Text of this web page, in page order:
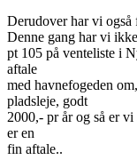
Derudover har vi
Denne gang har vi
pt 105 på venteliste i
aftale
med havnefogeden
pladsleje, godt
2000,- pr år og så er
er en
fin aftale..